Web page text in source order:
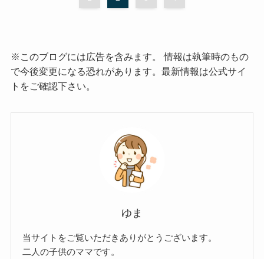
※このブログには広告を含みます。 情報は執筆時のもの
で今後変更になる恐れがあります。最新情報は公式サイ
トをご確認下さい。
ゆま
当サイトをご覧いただきありがとうございます。
二人の子供のママです。